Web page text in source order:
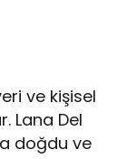
ve kişisel
Lana Del
doğdu ve